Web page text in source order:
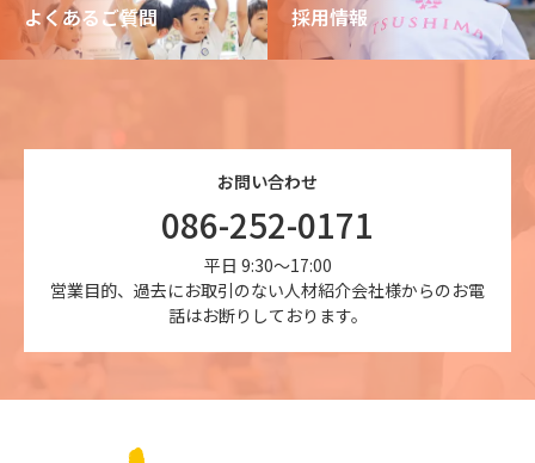
よくあるご質問 採用情報
お問い合わせ
086-252-0171
平日 9:30～17:00
営業目的、過去にお取引のない人材紹介会社様からのお電
話はお断りしております。